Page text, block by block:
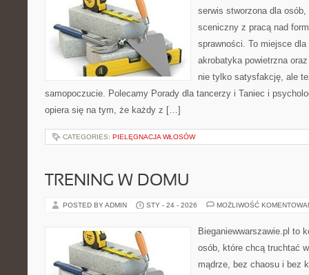
serwis stworzona dla
sceniczny z pracą nad
sprawności. To miejsce
akrobatyka powietrzna
nie tylko satysfakcję, ale
samopoczucie. Polecamy Porady dla tancerzy i Taniec i
opiera się na tym, że każdy z […]
CATEGORIES: PIELĘGNACJA WŁOSÓW
TRENING W DOMU
POSTED BY ADMIN STY - 24 - 2026 MOŻLIWOŚĆ
Bieganiewwarszawie.pl to
osób, które chcą truchtać
mądrze, bez chaosu i bez